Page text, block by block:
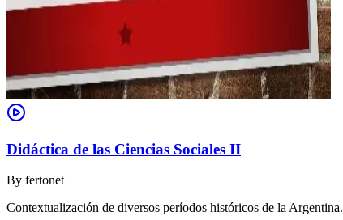
Didáctica de las Ciencias Sociales II
By fertonet
Contextualización de diversos períodos históricos de la Argentina.